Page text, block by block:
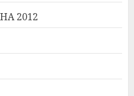
2012